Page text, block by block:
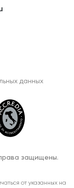
данных
защищены.
от указанных на